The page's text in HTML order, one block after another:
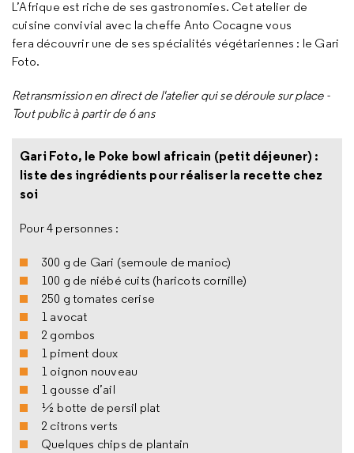
L’Afrique est riche de ses gastronomies. Cet atelier de
cuisine convivial avec la cheffe Anto Cocagne vous
fera découvrir une de ses spécialités végétariennes : le Gari
Foto.
Retransmission en direct de l'atelier qui se déroule sur place -
Tout public à partir de 6 ans
Gari Foto, le Poke bowl africain (petit déjeuner) :
liste des ingrédients pour réaliser la recette chez
soi
Pour 4 personnes :
300 g de Gari (semoule de manioc)
100 g de niébé cuits (haricots cornille)
250 g tomates cerise
1 avocat
2 gombos
1 piment doux
1 oignon nouveau
1 gousse d’ail
½ botte de persil plat
2 citrons verts
Quelques chips de plantain